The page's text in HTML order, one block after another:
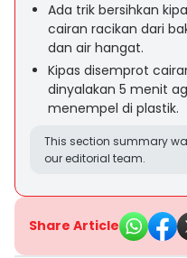
Ada trik bersihkan
cairan racikan dari
dan air hangat.
Kipas disemprot
dinyalakan 5 menit
menempel di plastik.
This section summary
our editorial team.
Share Article